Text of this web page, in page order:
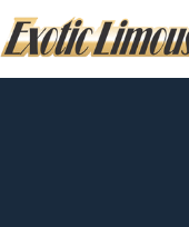
to
content